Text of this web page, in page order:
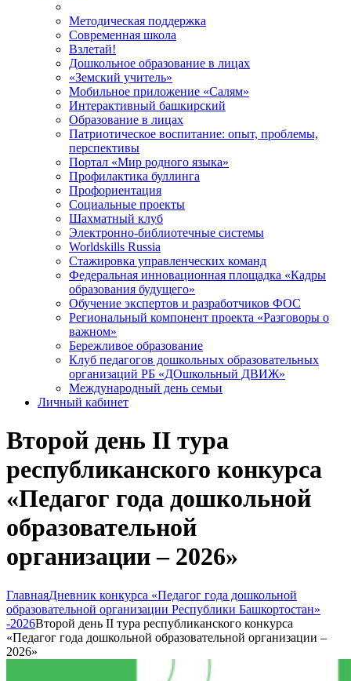
Методическая поддержка
Современная школа
Взлетай!
Дошкольное образование в лицах
«Земский учитель»
Мобильное приложение «Салям»
Интерактивный башкирский
Образование в лицах
Патриотическое воспитание: опыт, проблемы,
перспективы
Портал «Мир родного языка»
Профилактика буллинга
Профориентация
Социальные проекты
Шахматный клуб
Электронно-библиотечные системы
Worldskills Russia
Стажировка управленческих команд
Федеральная инновационная площадка «Кадры
образования будущего»
Обучение экспертов и разработчиков ФОС
Региональный компонент проекта «Разговоры о
важном»
Бережливое образование
Клуб педагогов дошкольных образовательных
организаций РБ «ДОшкольный ДВИЖ»
Международный день семьи
Личный кабинет
Второй день II тура
республиканского конкурса
«Педагог года дошкольной
образовательной
организации – 2026»
ГлавнаяДневник конкурса «Педагог года дошкольной
образовательной организации Республики Башкортостан»
-2026Второй день II тура республиканского конкурса
«Педагог года дошкольной образовательной организации –
2026»